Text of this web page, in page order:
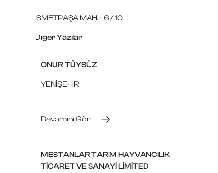
İSMETPAŞA MAH. - 6 / 10
Diğer Yazılar
ONUR TÜYSÜZ
YENİŞEHİR
Devamını Gör
MESTANLAR TARIM HAYVANCILIK
TİCARET VE SANAYİ LİMİTED